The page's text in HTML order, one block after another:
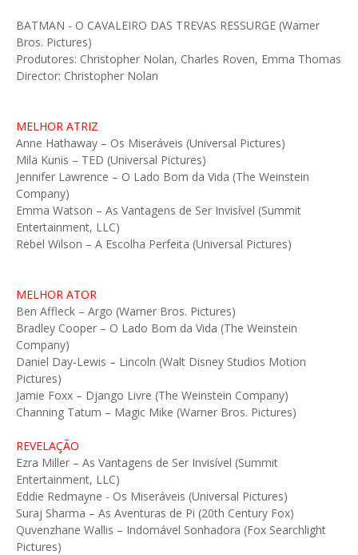
BATMAN - O CAVALEIRO DAS TREVAS RESSURGE (Warner
Bros. Pictures)
Produtores: Christopher Nolan, Charles Roven, Emma Thomas
Director: Christopher Nolan
MELHOR ATRIZ
Anne Hathaway – Os Miseráveis (Universal Pictures)
Mila Kunis – TED (Universal Pictures)
Jennifer Lawrence – O Lado Bom da Vida (The Weinstein
Company)
Emma Watson – As Vantagens de Ser Invisível (Summit
Entertainment, LLC)
Rebel Wilson – A Escolha Perfeita (Universal Pictures)
MELHOR ATOR
Ben Affleck – Argo (Warner Bros. Pictures)
Bradley Cooper – O Lado Bom da Vida (The Weinstein
Company)
Daniel Day-Lewis – Lincoln (Walt Disney Studios Motion
Pictures)
Jamie Foxx – Django Livre (The Weinstein Company)
Channing Tatum – Magic Mike (Warner Bros. Pictures)
REVELAÇÃO
Ezra Miller – As Vantagens de Ser Invisível (Summit
Entertainment, LLC)
Eddie Redmayne - Os Miseráveis (Universal Pictures)
Suraj Sharma – As Aventuras de Pi (20th Century Fox)
Quvenzhane Wallis – Indomável Sonhadora (Fox Searchlight
Pictures)